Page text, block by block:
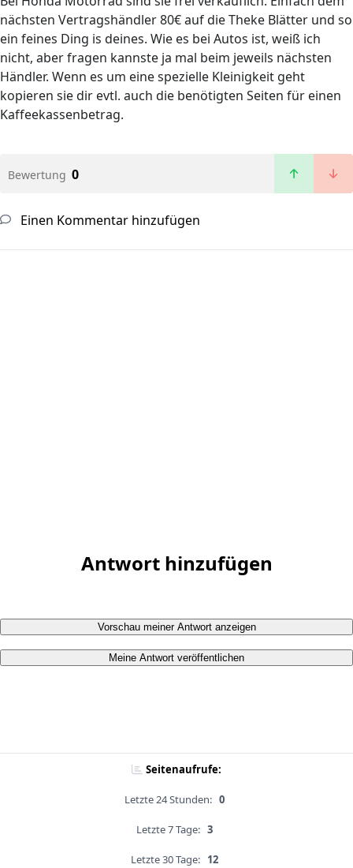
nächsten Vertragshändler 80€ auf die Theke Blätter und so
ein feines Ding is deines. Wie es bei Autos ist, weiß ich
nicht, aber fragen kannste ja mal beim jeweils nächsten
Händler. Wenn es um eine spezielle Kleinigkeit geht
kopieren sie dir evtl. auch die benötigten Seiten für einen
Kaffeekassenbetrag.
Bewertung 0
Einen Kommentar hinzufügen
Antwort hinzufügen
Vorschau meiner Antwort anzeigen
Meine Antwort veröffentlichen
Seitenaufrufe:
Letzte 24 Stunden: 0
Letzte 7 Tage: 3
Letzte 30 Tage: 12